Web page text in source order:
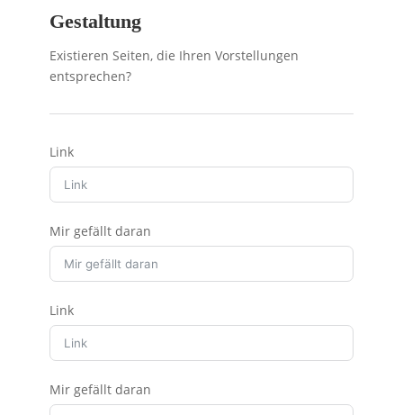
Gestaltung
Existieren Seiten, die Ihren Vorstellungen
entsprechen?
Link
Mir gefällt daran
Link
Mir gefällt daran